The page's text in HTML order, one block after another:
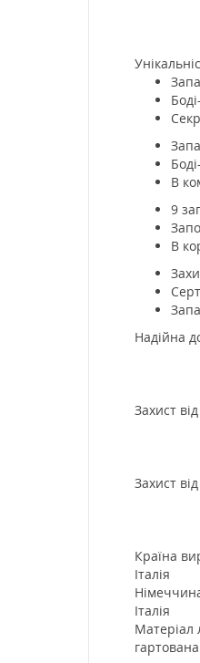
В
9
В
Надійна
Захист
Захист
Країна
Італія
Італія
Матеріал